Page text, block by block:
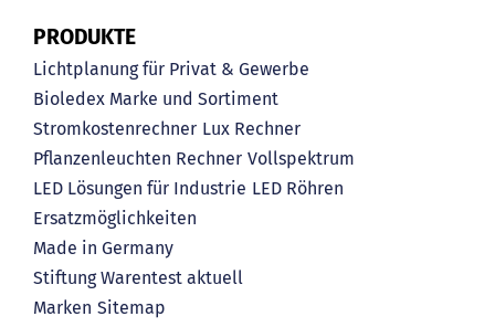
PRODUKTE
Lichtplanung für Privat & Gewerbe
Bioledex Marke und Sortiment
Stromkostenrechner Lux Rechner
Pflanzenleuchten Rechner Vollspektrum
LED Lösungen für Industrie LED Röhren
Ersatzmöglichkeiten
Made in Germany
Stiftung Warentest aktuell
Marken Sitemap